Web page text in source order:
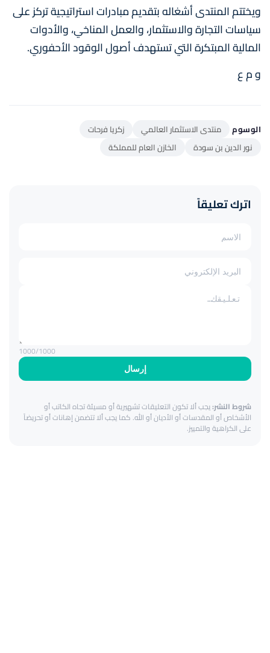
ويختتم المنتدى أشغاله بتقديم مبادرات استراتيجية تركز على
سياسات التجارة والاستثمار، والعمل المناخي، والأدوات
المالية المبتكرة التي تستهدف أصول الوقود الأحفوري.
و م ع
الوسوم منتدى الاستثمار العالمي
زكريا فرحات
نور الدين بن سودة
الخازن العام للمملكة
اترك تعليقاً
إرسال
1000/1000
شروط النشر:يجب ألا تكون التعليقات تشهيرية أو مسيئة تجاه الكاتب أو
الأشخاص أو المقدسات أو الأديان أو الله. كما يجب ألا تتضمن إهانات أو تحريضاً
على الكراهية والتمييز.